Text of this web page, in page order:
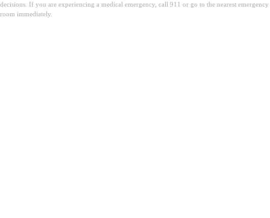
decisions. If you are experiencing a medical emergency, call 911 or go to the nearest emergency
room immediately.